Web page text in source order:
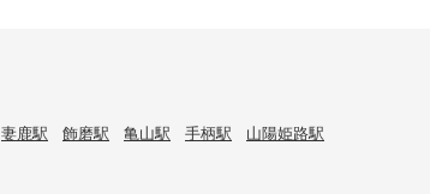
妻鹿駅 飾磨駅 亀山駅 手柄駅 山陽姫路駅